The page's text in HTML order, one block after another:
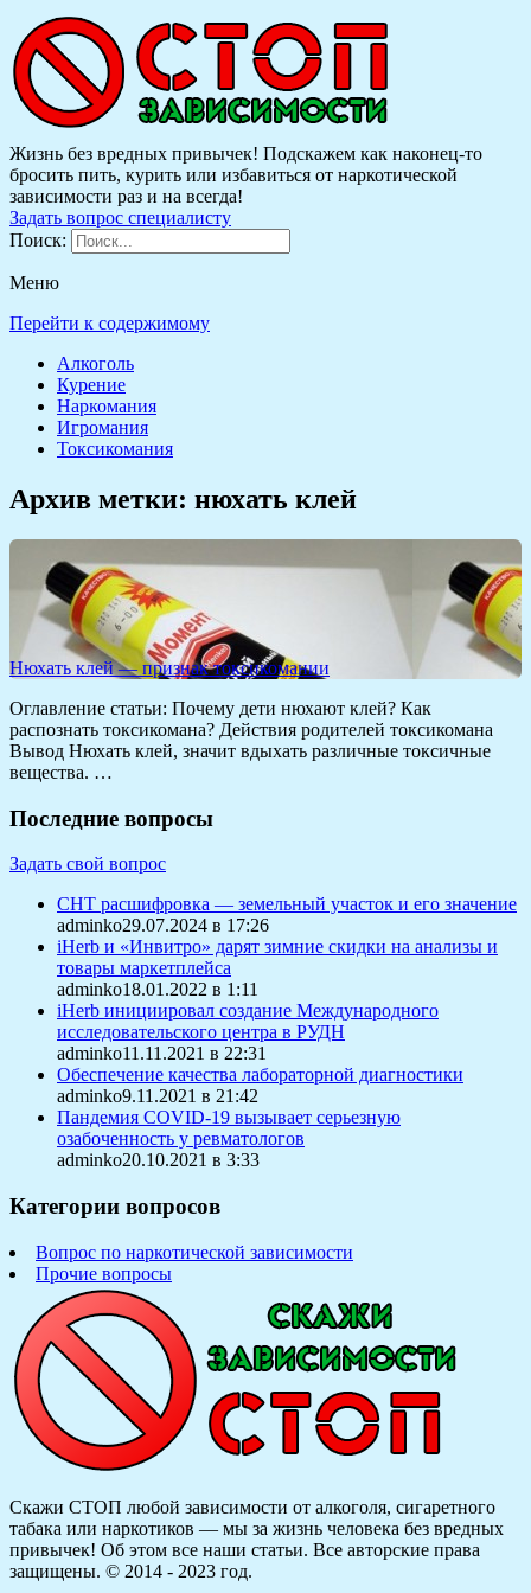
Жизнь без вредных привычек! Подскажем как наконец-то
бросить пить, курить или избавиться от наркотической
зависимости раз и на всегда!
Задать вопрос специалисту
Поиск:
Меню
Перейти к содержимому
Алкоголь
Курение
Наркомания
Игромания
Токсикомания
Архив метки: нюхать клей
Нюхать клей — признак токсикомании
Оглавление статьи: Почему дети нюхают клей? Как
распознать токсикомана? Действия родителей токсикомана
Вывод Нюхать клей, значит вдыхать различные токсичные
вещества. …
Последние вопросы
Задать свой вопрос
СНТ расшифровка — земельный участок и его значение
adminko29.07.2024 в 17:26
iHerb и «Инвитро» дарят зимние скидки на анализы и
товары маркетплейса
adminko18.01.2022 в 1:11
iHerb инициировал создание Международного
исследовательского центра в РУДН
adminko11.11.2021 в 22:31
Обеспечение качества лабораторной диагностики
adminko9.11.2021 в 21:42
Пандемия COVID-19 вызывает серьезную
озабоченность у ревматологов
adminko20.10.2021 в 3:33
Категории вопросов
Вопрос по наркотической зависимости
Прочие вопросы
Скажи СТОП любой зависимости от алкоголя, сигаретного
табака или наркотиков — мы за жизнь человека без вредных
привычек! Об этом все наши статьи. Все авторские права
защищены. © 2014 - 2023 год.